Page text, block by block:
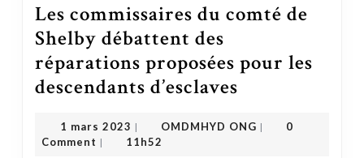
Les commissaires du comté de
Shelby débattent des
réparations proposées pour les
descendants d’esclaves
1 mars 2023 1 mars 2023
| OMDMHYD ONG |
0
Comment | 11h52